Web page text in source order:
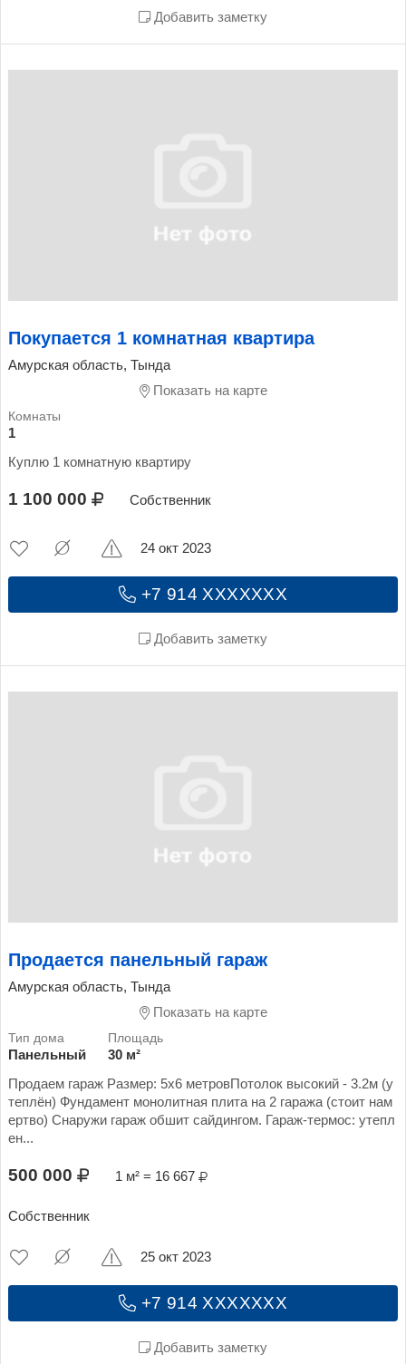
Добавить заметку
Покупается 1 комнатная квартира
Амурская область, Тында
Показать на карте
1
Куплю 1 комнатную квартиру
1 100 000 Собственник
+7 914 XXXXXXX
Добавить заметку
24 окт 2023
Продается панельный гараж
Амурская область, Тында
Показать на карте
Панельный
30 м²
Продаем гараж Размер: 5х6 метровПотолок высокий - 3.2м (у
теплён) Фундамент монолитная плита на 2 гаража (стоит нам
ертво) Снаружи гараж обшит сайдингом. Гараж-термос: утепл
ен...
500 000 1 м² = 16 667
Собственник
+7 914 XXXXXXX
Добавить заметку
25 окт 2023